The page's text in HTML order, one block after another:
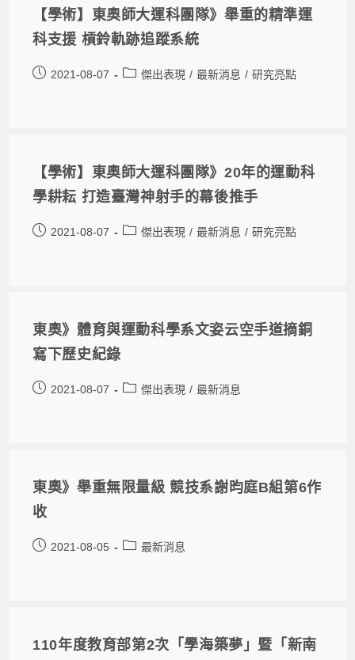
【學術】東奧師大運科團隊》舉重的精準運
科支援 槓鈴軌跡追蹤系統
2021-08-07 傑出表現 / 最新消息 / 研究亮點
【學術】東奧師大運科團隊》20年的運動科
學耕耘 打造臺灣神射手的幕後推手
2021-08-07 傑出表現 / 最新消息 / 研究亮點
東奧》體育與運動科學系文姿云空手道摘銅
寫下歷史紀錄
2021-08-07 傑出表現 / 最新消息
東奧》舉重無限量級 競技系謝昀庭B組第6作
收
2021-08-05 最新消息
110年度教育部第2次「學海築夢」暨「新南